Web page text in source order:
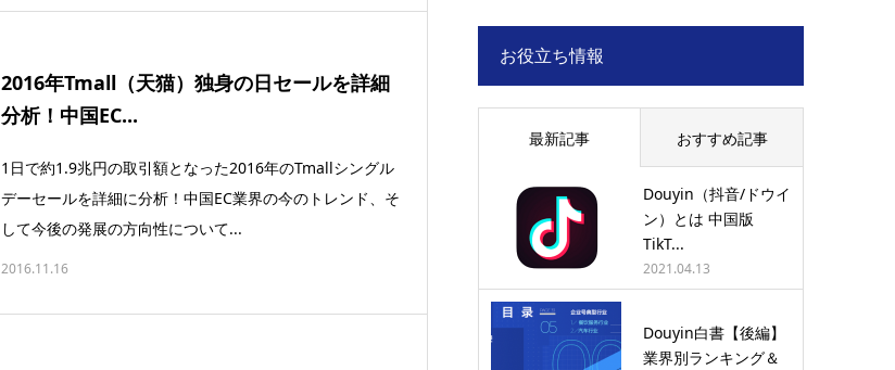
2016年Tmall（天猫）独身の日セールを詳細
分析！中国EC...
1日で約1.9兆円の取引額となった2016年のTmallシングル
デーセールを詳細に分析！中国EC業界の今のトレンド、そ
して今後の発展の方向性について...
2016.11.16
お役立ち情報
最新記事 おすすめ記事
Douyin（抖音/ドウイ
ン）とは 中国版
TikT...
2021.04.13
Douyin白書【後編】
業界別ランキング＆